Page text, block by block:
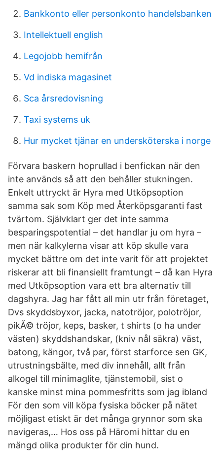
Bankkonto eller personkonto handelsbanken
Intellektuell english
Legojobb hemifrån
Vd indiska magasinet
Sca årsredovisning
Taxi systems uk
Hur mycket tjänar en undersköterska i norge
Förvara baskern hoprullad i benfickan när den
inte används så att den behåller stukningen.
Enkelt uttryckt är Hyra med Utköpsoption
samma sak som Köp med Återköpsgaranti fast
tvärtom. Självklart ger det inte samma
besparingspotential – det handlar ju om hyra –
men när kalkylerna visar att köp skulle vara
mycket bättre om det inte varit för att projektet
riskerar att bli finansiellt framtungt – då kan Hyra
med Utköpsoption vara ett bra alternativ till
dagshyra. Jag har fått all min utr från företaget,
Dvs skyddsbyxor, jacka, natotröjor, polotröjor,
pikÃ© tröjor, keps, basker, t shirts (o ha under
västen) skyddshandskar, (kniv nål säkra) väst,
batong, kängor, två par, först starforce sen GK,
utrustningsbälte, med div innehåll, allt från
alkogel till minimaglite, tjänstemobil, sist o
kanske minst mina pommesfritts som jag ibland
För den som vill köpa fysiska böcker på nätet
möjligast etiskt är det många grynnor som ska
navigeras,… Hos oss på Häromi hittar du en
mängd olika produkter för din hund.